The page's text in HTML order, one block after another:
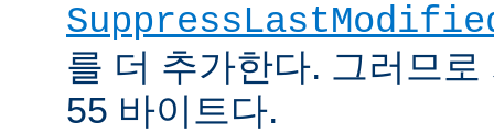
를 더 추가한다. 그러므
55 바이트다.